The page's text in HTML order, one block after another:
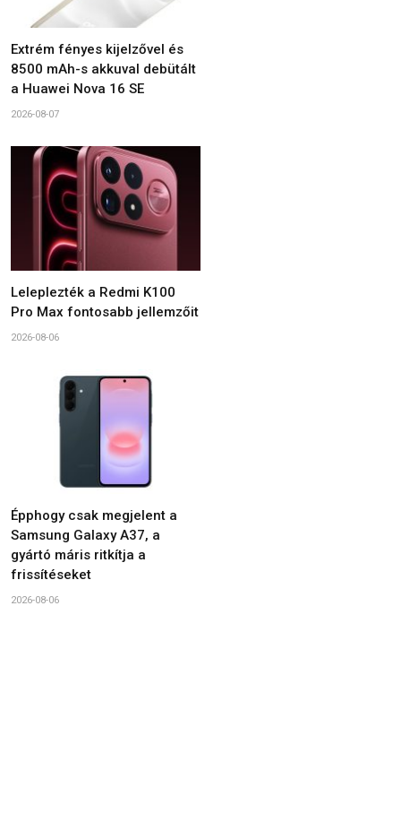
Extrém fényes kijelzővel és
8500 mAh-s akkuval debütált
a Huawei Nova 16 SE
2026-08-07
Leleplezték a Redmi K100
Pro Max fontosabb jellemzőit
2026-08-06
Épphogy csak megjelent a
Samsung Galaxy A37, a
gyártó máris ritkítja a
frissítéseket
2026-08-06